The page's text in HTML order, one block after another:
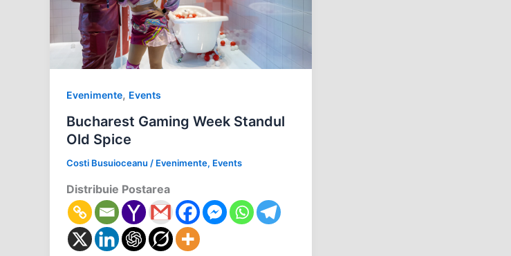
Evenimente, Events
Bucharest Gaming Week Standul
Old Spice
Costi Busuioceanu / Evenimente, Events
Distribuie Postarea